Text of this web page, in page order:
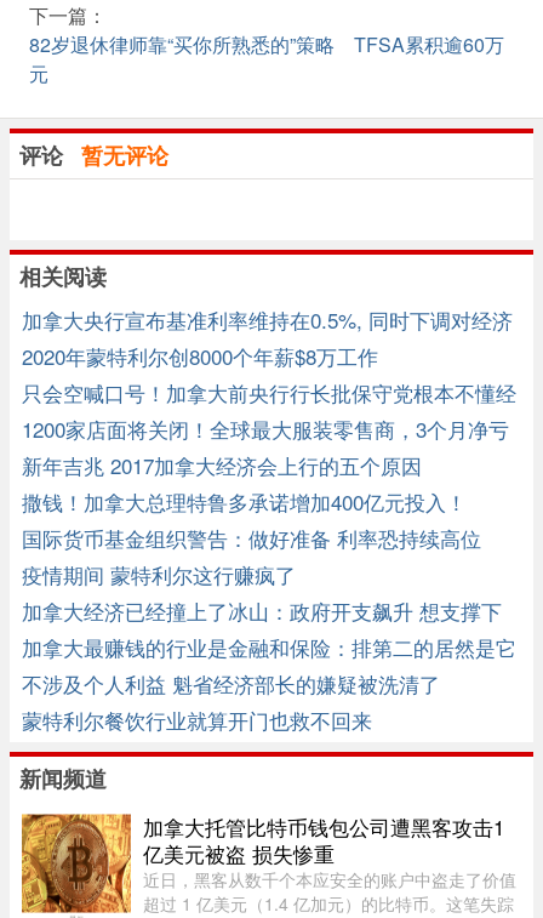
下一篇：
82岁退休律师靠“买你所熟悉的”策略 TFSA累积逾60万
元
评论 暂无评论
相关阅读
加拿大央行宣布基准利率维持在0.5%, 同时下调对经济
预期
2020年蒙特利尔创8000个年薪$8万工作
只会空喊口号！加拿大前央行行长批保守党根本不懂经
济！
1200家店面将关闭！全球最大服装零售商，3个月净亏
损32.6亿元！ ...
新年吉兆 2017加拿大经济会上行的五个原因
撒钱！加拿大总理特鲁多承诺增加400亿元投入！
国际货币基金组织警告：做好准备 利率恐持续高位
疫情期间 蒙特利尔这行赚疯了
加拿大经济已经撞上了冰山：政府开支飙升 想支撑下
去很难
加拿大最赚钱的行业是金融和保险：排第二的居然是它
不涉及个人利益 魁省经济部长的嫌疑被洗清了
蒙特利尔餐饮行业就算开门也救不回来
新闻频道
加拿大托管比特币钱包公司遭黑客攻击1
亿美元被盗 损失惨重
近日，黑客从数千个本应安全的账户中盗走了价值
超过 1 亿美元（1.4 亿加元）的比特币。这笔失踪